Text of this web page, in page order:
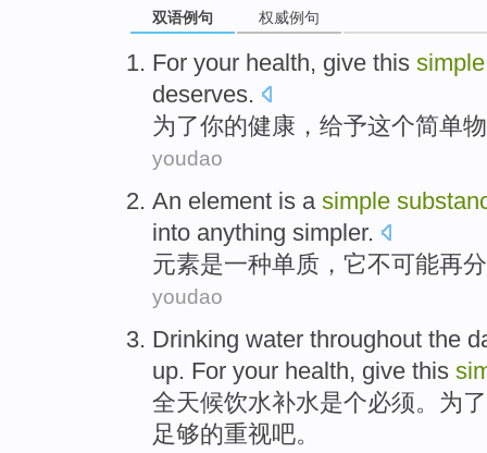
双语例句 权威例句
For your health, give this simple
deserves.
为了你的健康 ， 给予这个简单
youdao
An element is a simple
into anything simpler.
元素是一种单质 ， 它不可能再
youdao
Drinking water throughout the
up. For your health, give this
全天候饮水补水是个必须。 为了
足够的重视吧。